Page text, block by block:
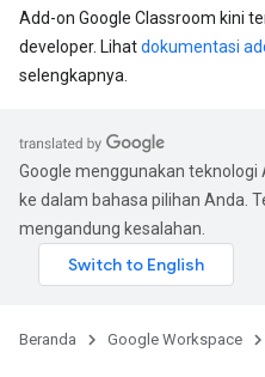
Add-on Google Classroom kini
developer. Lihatdokumentasi
selengkapnya.
Google menggunakan
ke dalam bahasa pilihan Anda.
mengandung kesalahan.
Beranda Google Workspace